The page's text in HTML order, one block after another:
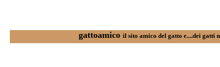
gattoamico il sito amico del gatto e....dei gatti